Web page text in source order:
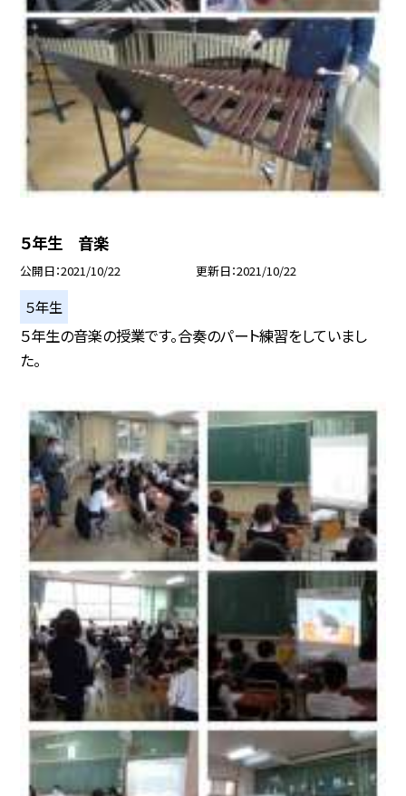
５年生 音楽
公開日 2021/10/22 更新日 2021/10/22
５年生
５年生の音楽の授業です。合奏のパート練習をしていまし
た。